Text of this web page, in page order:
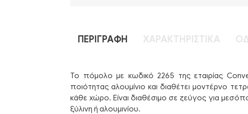
ΠΕΡΙΓΡΑΦΉ ΧΑΡΑΚΤΗΡΙΣΤΙΚΆ
Το πόμολο με κωδικό 2265 της εταιρίας
ποιότητας αλουμίνιο και διαθέτει μοντέρνο
κάθε χώρο. Είναι διαθέσιμο σε ζεύγος για
ξύλινη ή αλουμινίου.